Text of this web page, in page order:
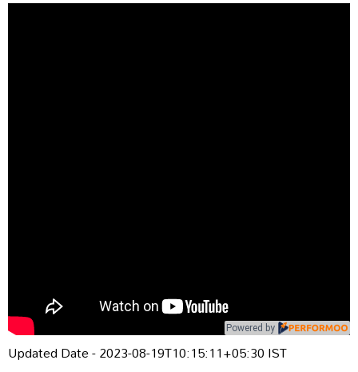
Powered by
Updated Date - 2023-08-19T10:15:11+05:30 IST